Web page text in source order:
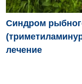
Детская хирургия
Детская
Педиатрия
Синдром
лечение